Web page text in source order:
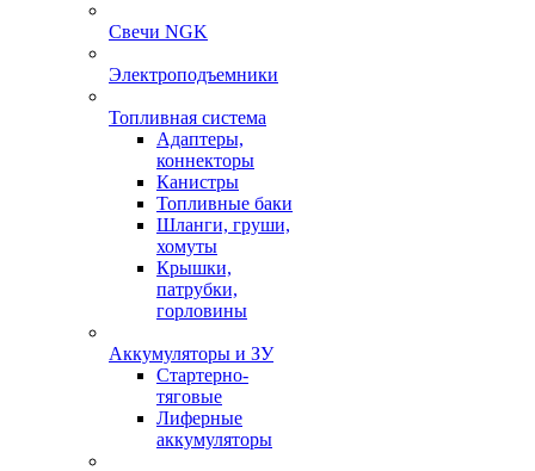
Свечи NGK
Электроподъемники
Топливная система
Адаптеры,
коннекторы
Канистры
Топливные баки
Шланги, груши,
хомуты
Крышки,
патрубки,
горловины
Аккумуляторы и ЗУ
Стартерно-
тяговые
Лиферные
аккумуляторы